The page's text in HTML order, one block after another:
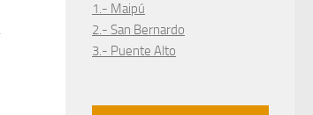
1.- Maipú
2.- San Bernardo
3.- Puente Alto